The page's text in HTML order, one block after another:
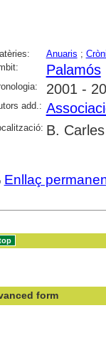
Anuaris ;
Palamós
2001 -
add.:
B.
Enllaç
form